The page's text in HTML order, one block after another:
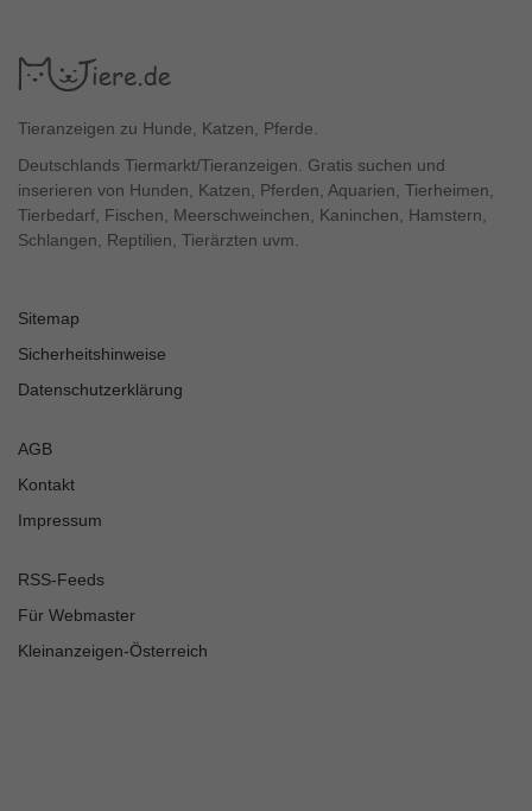
Tieranzeigen zu Hunde, Katzen, Pferde.
Deutschlands Tiermarkt/Tieranzeigen. Gratis suchen und
inserieren von Hunden, Katzen, Pferden, Aquarien, Tierheimen,
Tierbedarf, Fischen, Meerschweinchen, Kaninchen, Hamstern,
Schlangen, Reptilien, Tierärzten uvm.
Sitemap
Sicherheitshinweise
Datenschutzerklärung
AGB
Kontakt
Impressum
RSS-Feeds
Für Webmaster
Kleinanzeigen-Österreich